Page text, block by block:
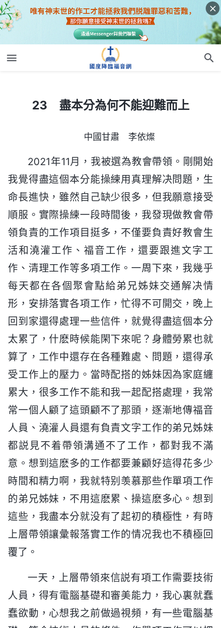
23 盡本分為何不能迎難而上
中國甘肅 李依燦
2021年11月，我被選為教會帶領。剛開始
我覺得盡這個本分能操練用真理解决問題，生
命長進快，雖然自己缺少很多，但我願意接受
順服。實際操練一段時間後，我發現做教會帶
領負責的工作項目挺多，不僅要負責好教會生
活和澆灌工作、福音工作，還要跟進文字工
作、清理工作等多項工作。一周下來，我幾乎
每天都在各個聚會點給弟兄姊妹交通解决情
形，安排落實各項工作，忙得不可開交，晚上
回到家還得處理一些信件，就覺得盡這個本分
太累了，什麽時候能閑下來呢？身體勞累也就
算了，工作中還存在各種難處、問題，還得承
受工作上的壓力。當時配搭的姊妹因為家庭纏
累大，很多工作不能和我一起配搭處理，我常
常一個人顧了這頭顧不了那頭，逐漸地傳福音
人員、澆灌人員還有負責文字工作的弟兄姊妹
都説見不着帶領溝通不了工作，都對我不滿
意。想到這麽多的工作都要兼顧好這得花多少
時間和精力啊，我就特别羡慕那些作單項工作
的弟兄姊妹，不用這麽累、操這麽多心。想到
這些，我盡本分就没有了起初的積極性，有時
上層帶領讓彙報落實工作的情况我也不積極回
覆了。
一天，上層帶領來信説有項工作需要技術
人員，得有電腦基礎和審美能力，我心裏就蠢
蠢欲動，心想我之前做過視頻，有一些電腦基